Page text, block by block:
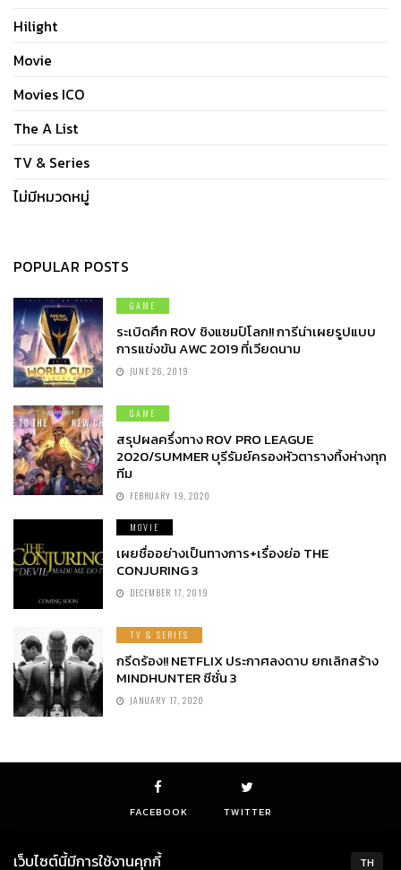
Hilight
Movie
Movies ICO
The A List
TV & Series
ไม่มีหมวดหมู่
POPULAR POSTS
GAME
ระเบิดศึก ROV ชิงแชมป์โลก!! การีน่าเผยรูปแบบ
การแข่งขัน AWC 2019 ที่เวียดนาม
JUNE 26, 2019
GAME
สรุปผลครึ่งทาง ROV PRO LEAGUE
2020/SUMMER บุรีรัมย์ครองหัวตารางทิ้งห่างทุก
ทีม
FEBRUARY 19, 2020
MOVIE
เผยชื่ออย่างเป็นทางการ+เรื่องย่อ THE
CONJURING 3
DECEMBER 17, 2019
TV & SERIES
กรีดร้อง!! NETFLIX ประกาศลงดาบ ยกเลิกสร้าง
MINDHUNTER ซีซั่น 3
JANUARY 17, 2020
FACEBOOK TWITTER
TH
เว็บไซต์นี้มีการใช้งานคุกกี้